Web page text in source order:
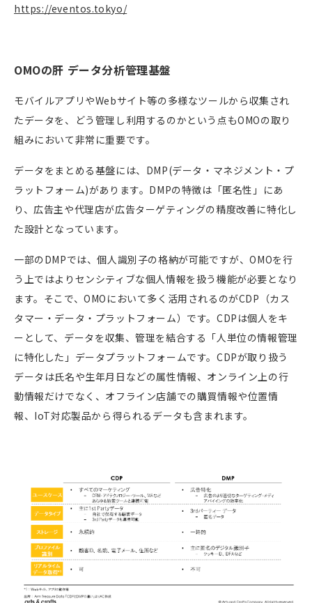
https://eventos.tokyo/
OMOの肝 データ分析管理基盤
モバイルアプリやWebサイト等の多様なツールから収集され
たデータを、どう管理し利用するのかという点もOMOの取り
組みにおいて非常に重要です。
データをまとめる基盤には、 DMP(データ・マネジメント・プ
ラットフォーム)があります。 DMPの特徴は「匿名性」にあ
り、広告主や代理店が広告ターゲティングの精度改善に特化し
た設計となっています。
一部のDMPでは、個人識別子の格納が可能ですが、OMOを行
う上ではよりセンシティブな個人情報を扱う機能が必要となり
ます。そこで、OMO において多く活用されるのがCDP （カス
タマー・データ・プラットフォーム）です。CDP は個人をキ
ーとして、データを収集、管理を結合する「人単位の情報管理
に特化した」データプラットフォームです。CDPが取り扱う
データは氏名や生年月日などの属性情報、オンライン上の行
動情報だけでなく、オフライン店舗での購買情報や位置情
報、 IoT対応製品から得られるデータも含まれます。